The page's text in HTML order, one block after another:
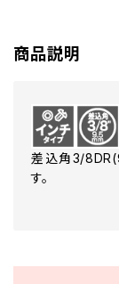
商品説明
差込角3/
す。